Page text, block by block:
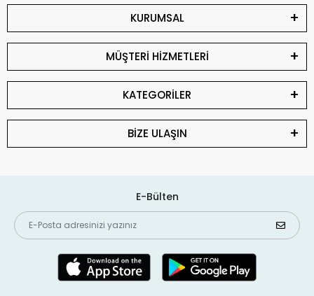
KURUMSAL
MÜŞTERİ HİZMETLERİ
KATEGORİLER
BİZE ULAŞIN
E-Bülten